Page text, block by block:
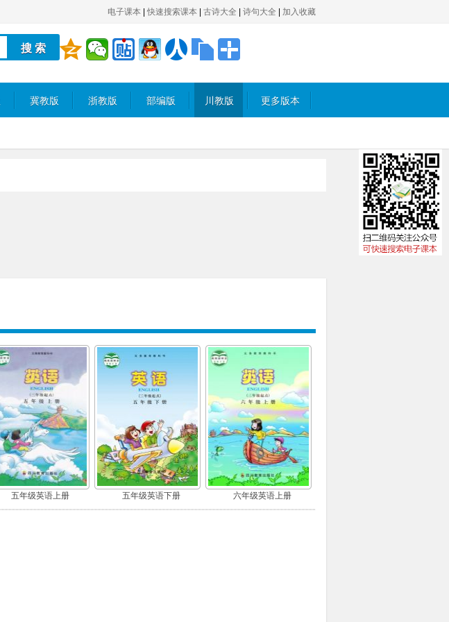
电子课本 快速搜索课本 古诗大全 诗句大全 加入收藏
冀教版 浙教版 部编版 川教版 更多版本
五年级英语上册 五年级英语下册 六年级英语上册